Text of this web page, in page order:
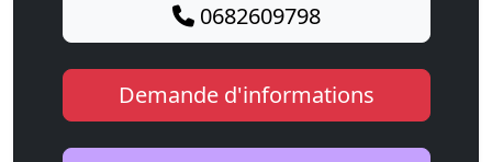
0682609798
Demande d'informations